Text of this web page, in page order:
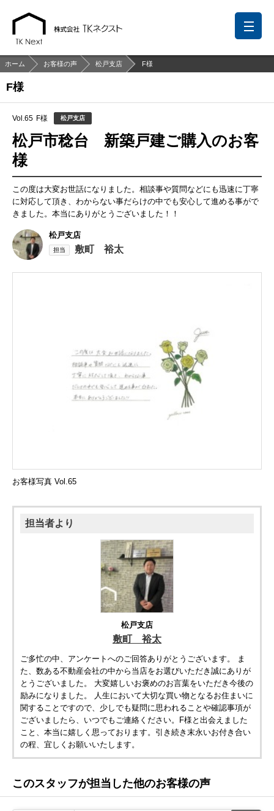
ホーム お客様の声 松戸支店 F様
F様
Vol.65 F様 松戸支店
松戸市稔台 新築戸建ご購入のお客
様
この度は大変お世話になりました。相談事や質問などにも迅速に丁寧
に対応して頂き、わからない事だらけの中でも安心して進める事がで
きました。本当にありがとうございました！！
松戸支店
担当 敷町 裕太
お客様写真 Vol.65
担当者より
松戸支店
敷町 裕太
ご多忙の中、アンケートへのご回答ありがとうございます。 ま
た、数ある不動産会社の中から当店をお選びいただき誠にありが
とうございました。 大変嬉しいお褒めのお言葉をいただき今後の
励みになりました。 人生において大切な買い物となるお住まいに
関することですので、少しでも疑問に思われることや確認事項が
ございましたら、いつでもご連絡ください。F様と出会えました
こと、本当に嬉しく思っております。引き続き末永いお付き合い
の程、宜しくお願いいたします。
このスタッフが担当した他のお客様の声
中国語での対応も可能です
お知らせ
千葉本店 松戸支店
神奈川支店
沖縄支店
松戸支店 成田支店 木更津支店
沖縄支店
物件検索
新築一戸建
土 地
エリアから探す
路線から探す
エリアから物件検索
松戸･柏方面エリアの新築一戸建
松戸･柏方面エリアの中古一戸建